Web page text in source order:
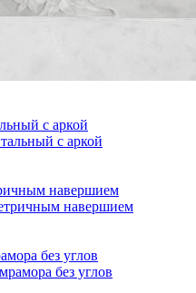
с аркой
навершием
без углов